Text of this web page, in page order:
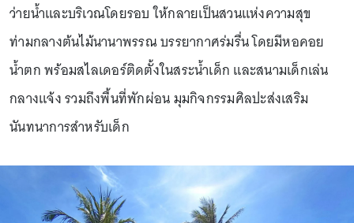
ว่ายน้ำและบริเวณโดยรอบ ให้กลายเป็นสวนแห่งความสุข
ท่ามกลางต้นไม้นานาพรรณ บรรยากาศร่มรื่น โดยมีหอคอย
น้ำตก พร้อมสไลเดอร์ติดตั้งในสระน้ำเด็ก และสนามเด็กเล่น
กลางแจ้ง รวมถึงพื้นที่พักผ่อน มุมกิจกรรมศิลปะส่งเสริม
นันทนาการสำหรับเด็ก